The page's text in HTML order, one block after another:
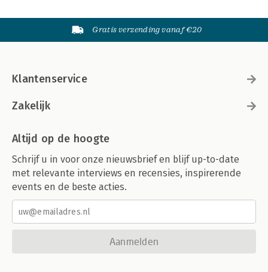
Gratis verzending vanaf €20
Klantenservice
Zakelijk
Altijd op de hoogte
Schrijf u in voor onze nieuwsbrief en blijf up-to-date
met relevante interviews en recensies, inspirerende
events en de beste acties.
Aanmelden